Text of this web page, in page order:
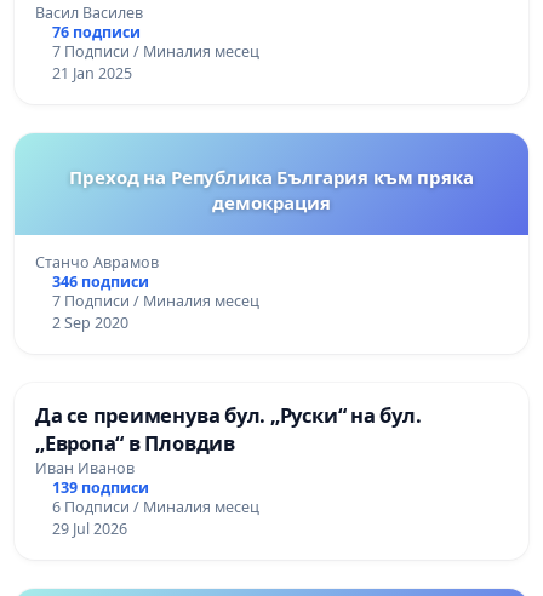
Васил Василев
76 подписи
7 Подписи / Миналия месец
21 Jan 2025
Преход на Република България към пряка
демокрация
Станчо Аврамов
346 подписи
7 Подписи / Миналия месец
2 Sep 2020
Да се преименува бул. „Руски“ на бул.
„Европа“ в Пловдив
Иван Иванов
139 подписи
6 Подписи / Миналия месец
29 Jul 2026